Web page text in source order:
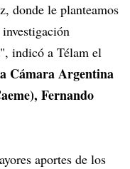
donde le planteamos
indicó a Télam el
Cámara Argentina
Fernando
aportes de los